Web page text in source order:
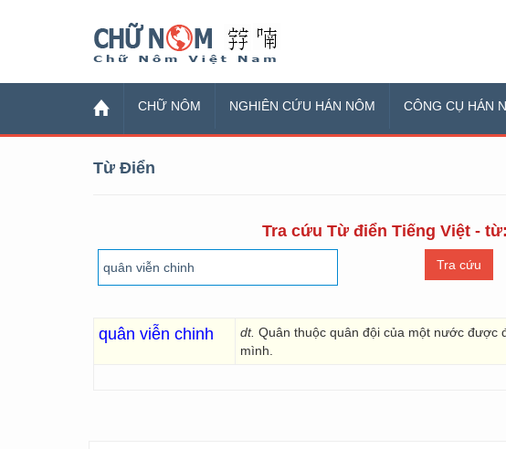
CHỮ NÔM NGHIÊN CỨU HÁN NÔM CÔNG CỤ HÁN
Từ Điển
Tra cứu Từ điển Tiếng Việt - từ:
quân viễn chinh dt. Quân thuộc quân đội của một nước được
mình.